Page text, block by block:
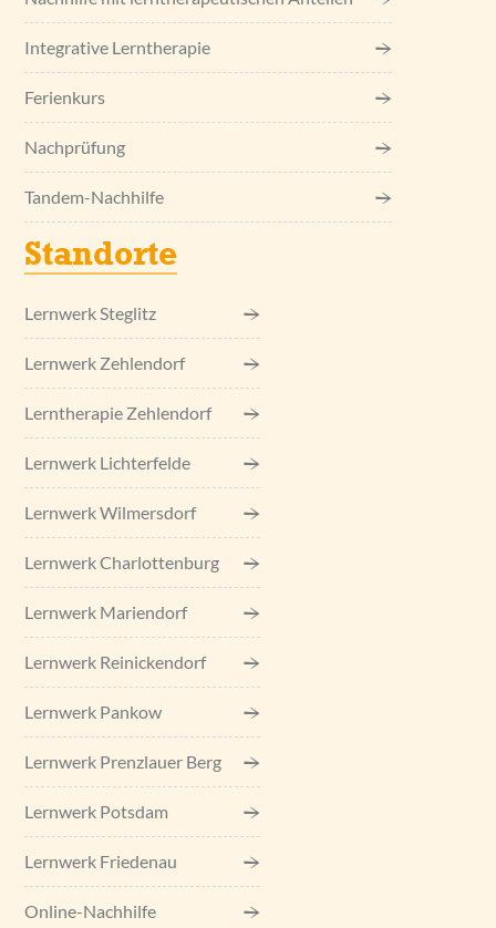
Integrative Lerntherapie
Ferienkurs
Nachprüfung
Tandem-Nachhilfe
Standorte
Lernwerk Steglitz
Lernwerk Zehlendorf
Lerntherapie Zehlendorf
Lernwerk Lichterfelde
Lernwerk Wilmersdorf
Lernwerk Charlottenburg
Lernwerk Mariendorf
Lernwerk Reinickendorf
Lernwerk Pankow
Lernwerk Prenzlauer Berg
Lernwerk Potsdam
Lernwerk Friedenau
Online-Nachhilfe